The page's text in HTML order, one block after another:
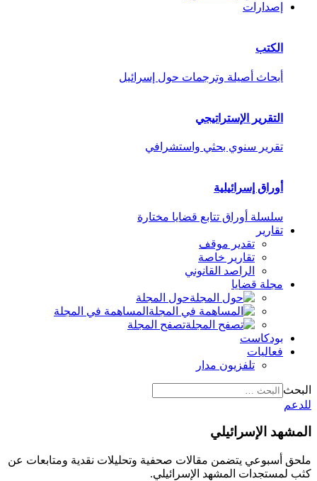
إصدارات
الكتب
أبحاث أصيلة وترجمات حول إسرائيل
التقرير الإستراتيجي
تقرير سنوي بحثي واستشرافي
أوراق إسرائيلية
سلسلة أوراق تتابع قضايا مختارة
تقارير
تقدير موقف
تقارير خاصة
الراصد القانوني
مجلة قضايا
حول المجلة
المساهمة في المجلة
تصفح المجلة
بودكاست
فعاليات
تلفزيون مدار
البحث
للدعم
المشهد الإسرائيلي
ملحق أسبوعي يتضمن مقالات صحفية وتحليلات نقدية ومتابعات عن
كثب لمستجدات المشهد الإسرائيلي.